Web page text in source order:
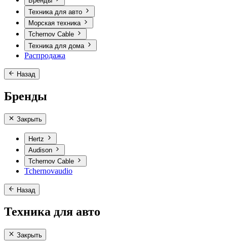
Техника для авто
Морская техника
Tchernov Cable
Техника для дома
Распродажа
Назад
Бренды
Закрыть
Hertz
Audison
Tchernov Cable
Tchernovaudio
Назад
Техника для авто
Закрыть